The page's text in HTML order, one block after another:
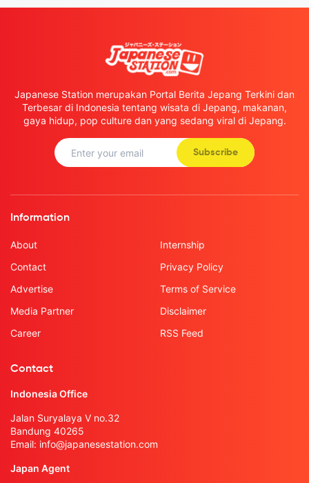
Japanese Station merupakan Portal Berita Jepang Terkini dan
Terbesar di Indonesia tentang wisata di Jepang, makanan,
gaya hidup, pop culture dan yang sedang viral di Jepang.
Subscribe
Information
About
Contact
Advertise
Media Partner
Career
Internship
Privacy Policy
Terms of Service
Disclaimer
RSS Feed
Contact
Indonesia Office
Jalan Suryalaya V no.32
Bandung 40265
Email: info@japanesestation.com
Japan Agent